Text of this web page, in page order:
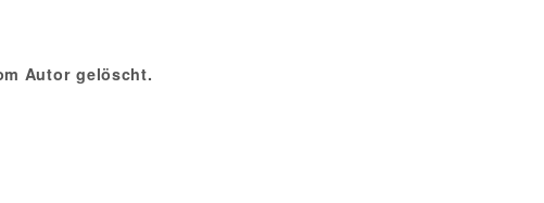
Autor gelöscht.